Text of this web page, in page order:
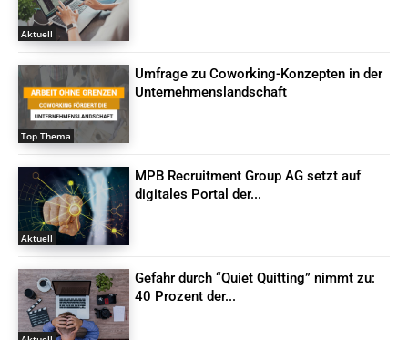
Aktuell
Top Thema
Umfrage zu Coworking-Konzepten in der
Unternehmenslandschaft
Aktuell
MPB Recruitment Group AG setzt auf
digitales Portal der...
Gefahr durch “Quiet Quitting” nimmt zu:
40 Prozent der...